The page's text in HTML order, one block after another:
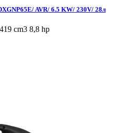
AVR/ 6.5 KW/ 230V/ 28л
cm3 8,8 hp